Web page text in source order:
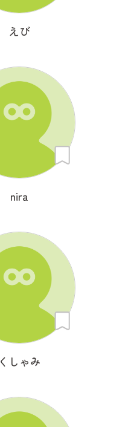
えび
nira
くしゃみ